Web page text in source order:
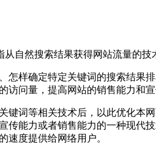
从自然搜索结果获得网站流量的技
样确定特定关键词的搜索结果
问量，提高网站的销售能力和
词等相关技术后，以此优化本
能力或者销售能力的一种现代
速度提供给网络用户。